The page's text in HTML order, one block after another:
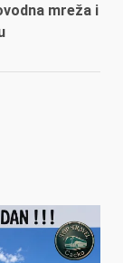
mreža i